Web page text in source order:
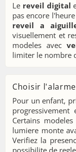
Le reveil digital
pas encore
reveil a
visuellement et
modeles avec
limiter le nombre
Choisir l'alarme
Pour un enfant,
Certains
lumiere monte
Verifiez la